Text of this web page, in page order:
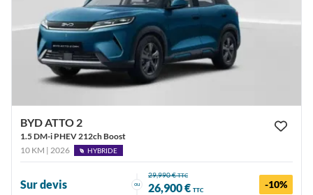
BYD ATTO 2
1.5 DM-i PHEV 212ch Boost
10 KM | 2026
HYBRIDE
Sur devis ou
29,990 €TTC
26,900 € TTC -10%